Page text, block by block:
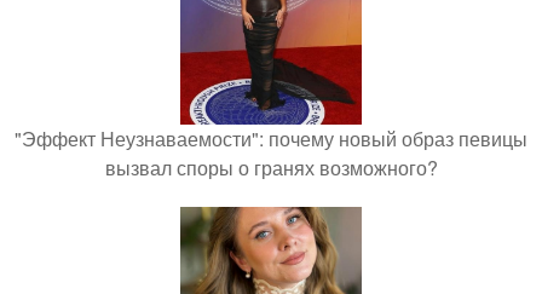
"Эффект Неузнаваемости": почему новый образ певицы
вызвал споры о гранях возможного?